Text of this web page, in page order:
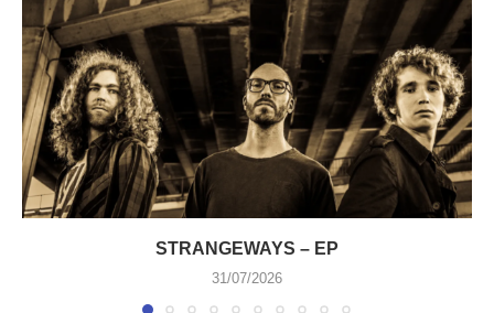
STRANGEWAYS – EP
31/07/2026